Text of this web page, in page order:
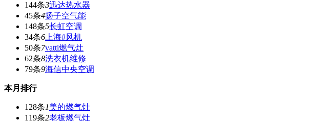
144条3迅达热水器
45条4扬子空气能
148条5长虹空调
34条6 上海#风机
50条7vatti燃气灶
62条8洗衣机维修
79条9海信中央空调
本月排行
128条1美的燃气灶
119条2老板燃气灶